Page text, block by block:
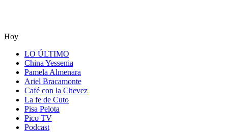
Hoy
LO ÚLTIMO
China Yessenia
Pamela Almenara
Ariel Bracamonte
Café con la Chevez
La fe de Cuto
Pisa Pelota
Pico TV
Podcast